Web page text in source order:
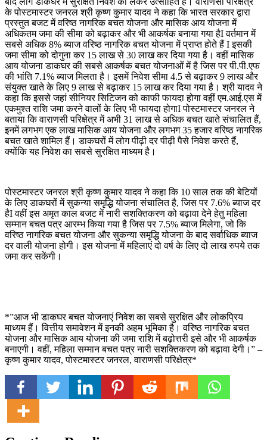
के पोस्टमास्टर जनरल श्री कृष्ण कुमार यादव ने कहा कि भारत सरकार द्वारा
प्रस्तुत बजट में वरिष्ठ नागरिक बचत योजना और मासिक आय योजना में
अधिकतम जमा की सीमा को बढ़ाकर और भी आकर्षक बनाया गया हैI वर्तमान में
सबसे अधिक 8% ब्याज वरिष्ठ नागरिक बचत योजना में प्राप्त होते हैं I इसकी
जमा सीमा को दोगुना कर 15 लाख से 30 लाख कर दिया गया है। वहीं मासिक
आय योजना डाकघर की सबसे आकर्षक बचत योजनाओं में है जिस पर पी.पी.एफ
की भांति 7.1% ब्याज मिलता है। इसमें निवेश सीमा 4.5 से बढ़ाकर 9 लाख और
संयुक्त खाते के लिए 9 लाख से बढ़ाकर 15 लाख कर दिया गया है। श्री यादव ने
कहा कि इससे जहां सीनियर सिटिजन को काफी फायदा होगा वहीं एम.आई.एस में
एकमुश्त राशि जमा करने वालों के लिए भी फायदा होगाI पोस्टमास्टर जनरल ने
बताया कि वाराणसी परिक्षेत्र में अभी 31 लाख से अधिक बचत खाते संचालित हैं,
इनमें लगभग एक लाख मासिक आय योजना और लगभग 35 हजार वरिष्ठ नागरिक
बचत खाते शामिल हैं। डाकघरों में लोग पीढ़ी दर पीढ़ी पैसे निवेश करते हैं,
क्योंकि यह निवेश का सबसे सुरक्षित माध्यम है।
पोस्टमास्टर जनरल श्री कृष्ण कुमार यादव ने कहा कि 10 साल तक की बेटियों
के लिए डाकघरों में सुकन्या समृद्धि योजना संचालित है, जिस पर 7.6% ब्याज दर
हैI वहीं इस अमृत काल बजट में नारी सशक्तिकरण को बढ़ावा देने हेतु महिला
सम्मान बचत पत्र आरम्भ किया गया है जिस पर 7.5% ब्याज मिलेगा, जो कि
वरिष्ठ नागरिक बचत योजना और सुकन्या समृद्धि योजना के बाद सर्वाधिक ब्याज
दर वाली योजना होगी। इस योजना में महिलाएं दो वर्ष के लिए दो लाख रुपये तक
जमा कर सकेंगी।
*”आज भी डाकघर बचत योजनाएं निवेश का सबसे सुरक्षित और लोकप्रिय
माध्यम हैं। वित्तीय समावेशन में इनकी अहम भूमिका है। वरिष्ठ नागरिक बचत
योजना और मासिक आय योजना की जमा राशि में बढ़ोत्तरी इसे और भी आकर्षक
बनाएगी। वहीं, महिला सम्मान बचत पत्र नारी सशक्तिकरण को बढ़ावा देगी।” –
कृष्ण कुमार यादव, पोस्टमास्टर जनरल, वाराणसी परिक्षेत्र*